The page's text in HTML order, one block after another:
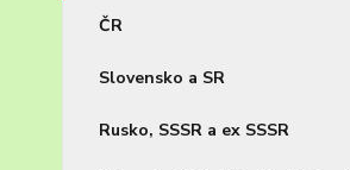
ČR
Slovensko a SR
Rusko, SSSR a ex SSSR